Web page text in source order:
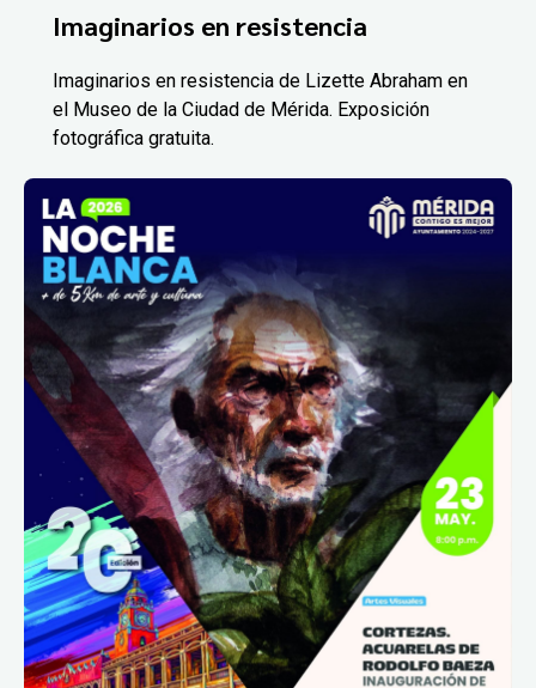
Imaginarios en resistencia
Imaginarios en resistencia de Lizette Abraham en
el Museo de la Ciudad de Mérida. Exposición
fotográfica gratuita.